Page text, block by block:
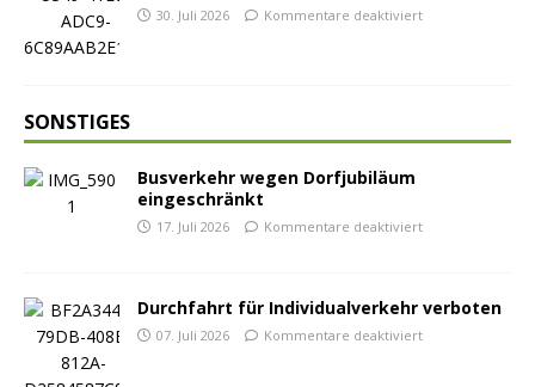
30. Juli 2026 Kommentare deaktiviert
SONSTIGES
Busverkehr wegen Dorfjubiläum
eingeschränkt
17. Juli 2026 Kommentare deaktiviert
Durchfahrt für Individualverkehr verboten
07. Juli 2026 Kommentare deaktiviert